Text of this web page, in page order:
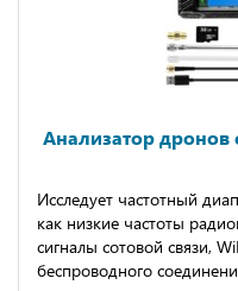
Анализатор
Исследует частотный
как низкие частоты
сигналы сотовой связи,
беспроводного